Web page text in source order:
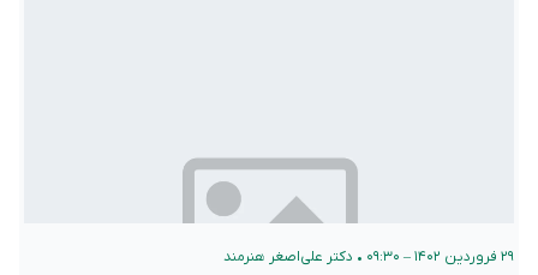
۲۹ فروردین ۱۴۰۲ – ۰۹:۳۰ • دکتر علی‌اصغر هنرمند